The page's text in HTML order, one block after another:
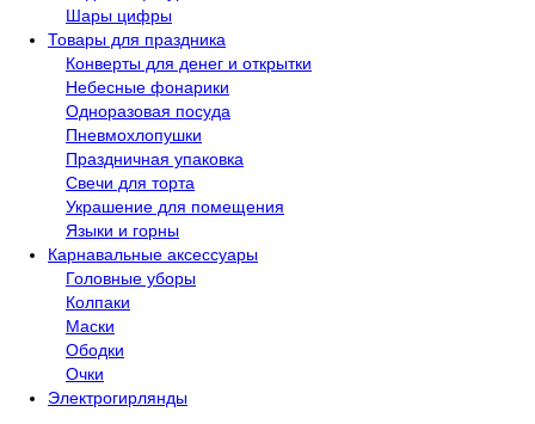
Шары цифры
Товары для праздника
Конверты для денег и открытки
Небесные фонарики
Одноразовая посуда
Пневмохлопушки
Праздничная упаковка
Свечи для торта
Украшение для помещения
Языки и горны
Карнавальные аксессуары
Головные уборы
Колпаки
Маски
Ободки
Очки
Электрогирлянды